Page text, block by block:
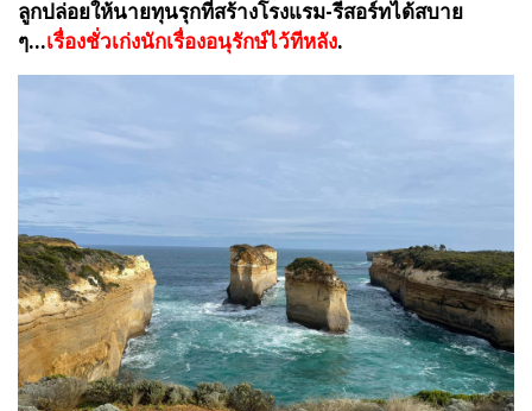
ลูกปล่อยให้นายทุนรุกที่สร้างโรงแรม-รีสอร์ทได้สบาย
ๆ...เรื่องชั่วเก่งนักเรื่องอนุรักษ์ไว้ทีหลัง.